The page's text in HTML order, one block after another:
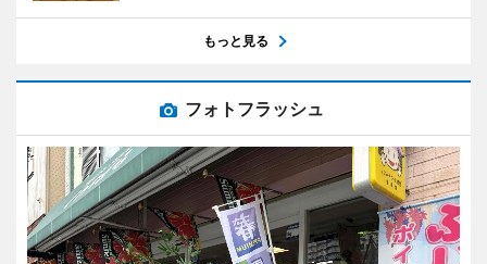
もっと見る
フォトフラッシュ